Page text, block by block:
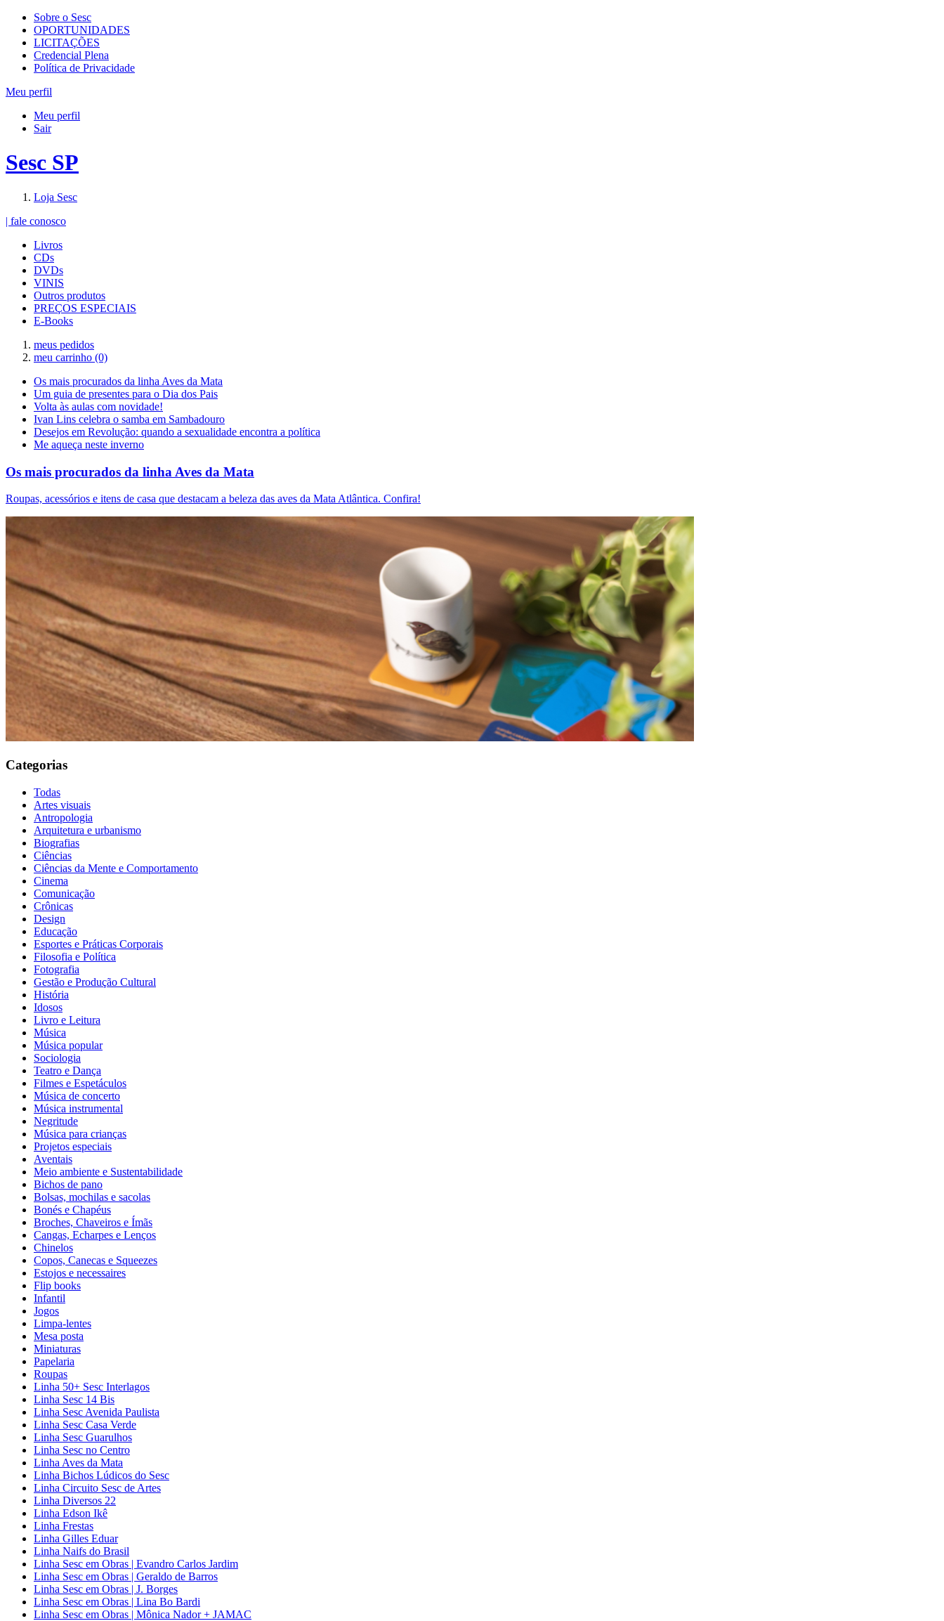
Sobre o Sesc
OPORTUNIDADES
LICITAÇÕES
Credencial Plena
Política de Privacidade
Meu perfil
Meu perfil
Sair
Sesc SP
Loja Sesc
| fale conosco
Livros
CDs
DVDs
VINIS
Outros produtos
PREÇOS ESPECIAIS
E-Books
meus pedidos
meu carrinho (0)
Os mais procurados da linha Aves da Mata
Um guia de presentes para o Dia dos Pais
Volta às aulas com novidade!
Ivan Lins celebra o samba em Sambadouro
Desejos em Revolução: quando a sexualidade encontra a política
Me aqueça neste inverno
Os mais procurados da linha Aves da Mata
Roupas, acessórios e itens de casa que destacam a beleza das aves da Mata Atlântica. Confira!
Categorias
Todas
Artes visuais
Antropologia
Arquitetura e urbanismo
Biografias
Ciências
Ciências da Mente e Comportamento
Cinema
Comunicação
Crônicas
Design
Educação
Esportes e Práticas Corporais
Filosofia e Política
Fotografia
Gestão e Produção Cultural
História
Idosos
Livro e Leitura
Música
Música popular
Sociologia
Teatro e Dança
Filmes e Espetáculos
Música de concerto
Música instrumental
Negritude
Música para crianças
Projetos especiais
Aventais
Meio ambiente e Sustentabilidade
Bichos de pano
Bolsas, mochilas e sacolas
Bonés e Chapéus
Broches, Chaveiros e Ímãs
Cangas, Echarpes e Lenços
Chinelos
Copos, Canecas e Squeezes
Estojos e necessaires
Flip books
Infantil
Jogos
Limpa-lentes
Mesa posta
Miniaturas
Papelaria
Roupas
Linha 50+ Sesc Interlagos
Linha Sesc 14 Bis
Linha Sesc Avenida Paulista
Linha Sesc Casa Verde
Linha Sesc Guarulhos
Linha Sesc no Centro
Linha Aves da Mata
Linha Bichos Lúdicos do Sesc
Linha Circuito Sesc de Artes
Linha Diversos 22
Linha Edson Ikê
Linha Frestas
Linha Gilles Eduar
Linha Naifs do Brasil
Linha Sesc em Obras | Evandro Carlos Jardim
Linha Sesc em Obras | Geraldo de Barros
Linha Sesc em Obras | J. Borges
Linha Sesc em Obras | Lina Bo Bardi
Linha Sesc em Obras | Mônica Nador + JAMAC